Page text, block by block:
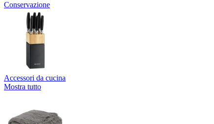
Conservazione
Accessori da cucina
Mostra tutto